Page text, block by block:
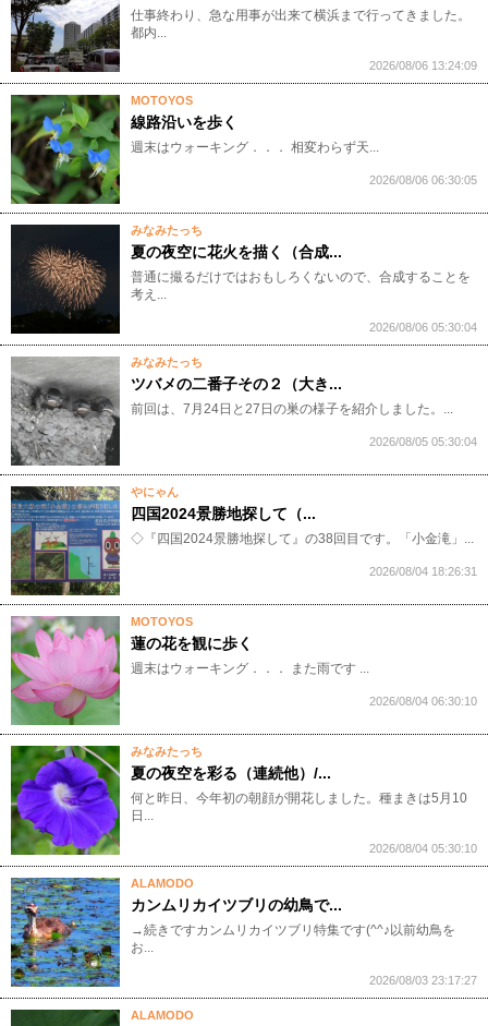
仕事終わり、急な用事が出来て横浜まで行ってきました。
都内...
2026/08/06 13:24:09
MOTOYOS
線路沿いを歩く
週末はウォーキング．．． 相変わらず天...
2026/08/06 06:30:05
みなみたっち
夏の夜空に花火を描く（合成...
普通に撮るだけではおもしろくないので、合成することを
考え...
2026/08/06 05:30:04
みなみたっち
ツバメの二番子その２（大き...
​前回は、7月24日と27日の巣の様子​を紹介しました。...
2026/08/05 05:30:04
やにゃん
四国2024景勝地探して（...
◇『四国2024景勝地探して』の38回目です。「小金滝」...
2026/08/04 18:26:31
MOTOYOS
蓮の花を観に歩く
週末はウォーキング．．． また雨です ...
2026/08/04 06:30:10
みなみたっち
夏の夜空を彩る（連続他）/...
何と昨日、今年初の朝顔が開花しました。種まきは5月10
日...
2026/08/04 05:30:10
ALAMODO
カンムリカイツブリの幼鳥で...
→続きですカンムリカイツブリ特集です(^^♪以前幼鳥を
お...
2026/08/03 23:17:27
ALAMODO